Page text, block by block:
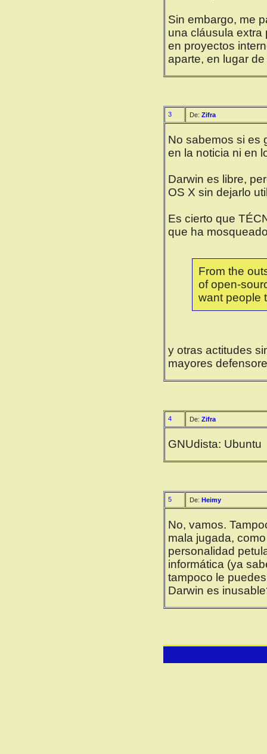
Sin embargo, me
una cláusula extra
en proyectos
aparte, en lugar
3 De: Zifra
No sabemos si es
en la noticia ni en
Darwin es libre,
OS X sin dejarlo
Es cierto que
que ha
From the
of open-
want people
y otras actitudes
mayores
4 De: Zifra
GNUdista: Ubuntu
5 De: Heimy
No, vamos.
mala jugada,
personalidad
informática (ya
tampoco le
Darwin es